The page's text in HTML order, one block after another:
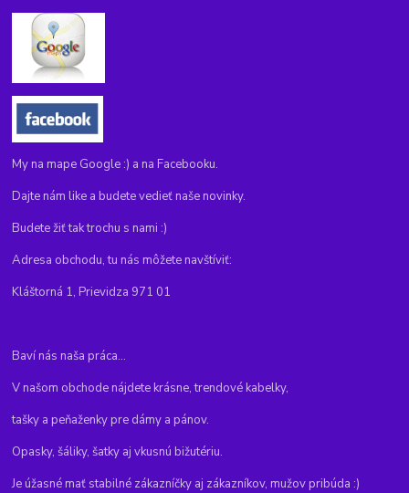
My na mape Google :) a na Facebooku.
Dajte nám like a budete vedieť naše novinky.
Budete žiť tak trochu s nami :)
Adresa obchodu, tu nás môžete navštíviť:
Kláštorná 1, Prievidza 971 01
Baví nás naša práca...
V našom obchode nájdete krásne, trendové kabelky,
tašky a peňaženky pre dámy a pánov.
Opasky, šáliky, šatky aj vkusnú bižutériu.
Je úžasné mať stabilné zákazníčky aj zákazníkov, mužov pribúda :)